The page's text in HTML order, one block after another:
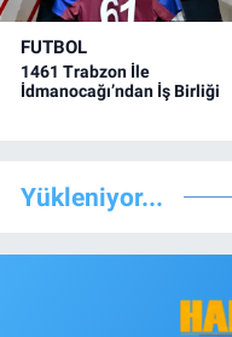
FUTBOL
1461 Trabzon İle
İdmanocağı’ndan İş Birliği
Yükleniyor...